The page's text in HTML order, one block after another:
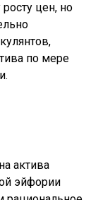
цен, но
по мере
актива
эйфории